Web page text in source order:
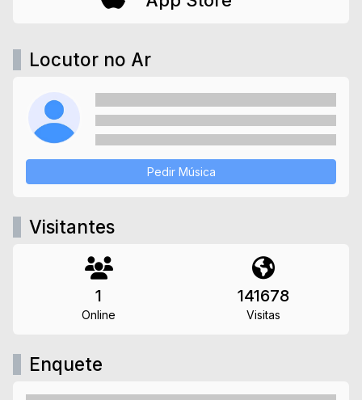
Locutor no Ar
Pedir Música
Visitantes
1
Online
141678
Visitas
Enquete